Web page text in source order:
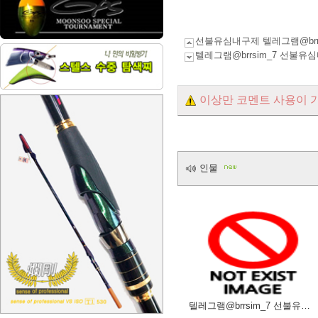
선불유심내구제 텔레그램
텔레그램@brrsim_7 선불유
이상만 코멘트 사용이
인물
텔레그램@brrsim_7 선불유심내구제 선불유심매입 뽀로로통신 정부지원긴급생계비 소액급전 선불유심구